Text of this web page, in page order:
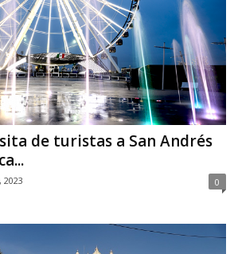
de turistas a San Andrés
2023 0